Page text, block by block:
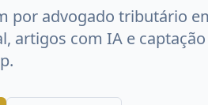
por advogado tributário
artigos com IA e